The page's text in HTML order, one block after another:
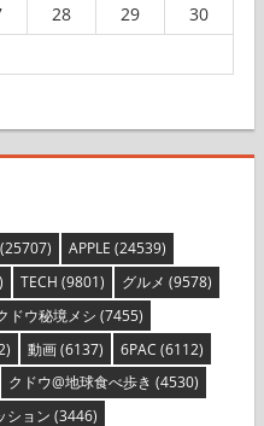
28 29
30
(25707) APPLE (24539)
TECH (9801) グルメ (9578)
ドウ秘境メシ (7455)
動画(6137) 6PAC (6112)
クドウ@地球食べ歩き (4530)
ション (3446)